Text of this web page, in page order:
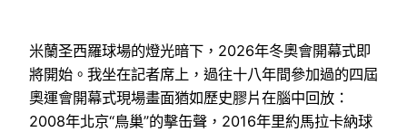
米蘭圣西羅球場的燈光暗下，2026年冬奧會開幕式即
將開始。我坐在記者席上，過往十八年間參加過的四屆
奧運會開幕式現場畫面猶如歷史膠片在腦中回放：
2008年北京“鳥巢”的擊缶聲，2016年里約馬拉卡納球